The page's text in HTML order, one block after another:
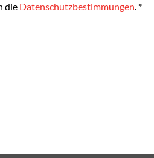
die Datenschutzbestimmungen. *